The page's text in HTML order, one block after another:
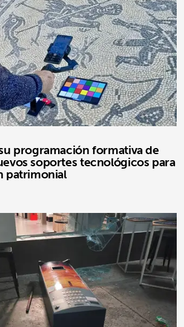
programación formativa de
soportes tecnológicos para
patrimonial